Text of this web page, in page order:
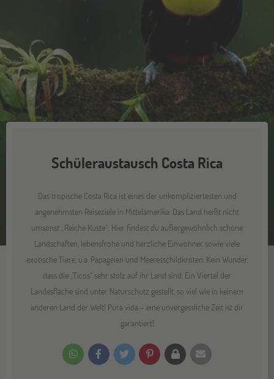
Schüleraustausch Costa Rica
Das tropische Costa Rica ist eines der unkompliziertesten und
angenehmsten Reiseziele in Mittelamerika. Das Land heißt nicht
umsonst „Reiche Küste”: Hier findest du außergewöhnlich schöne
Landschaften, lebensfrohe und herzliche Einwohner sowie viele
exotische Tiere, u.a. Papageien und Meeresschildkröten. Kein Wunder,
dass die „Ticos” sehr stolz auf ihr Land sind. Ein Viertel der
Landesfläche sind unter Naturschutz gestellt, so viel wie in keinem
anderen Land der Welt! Pura vida – eine unvergessliche Zeit ist dir
garantiert!